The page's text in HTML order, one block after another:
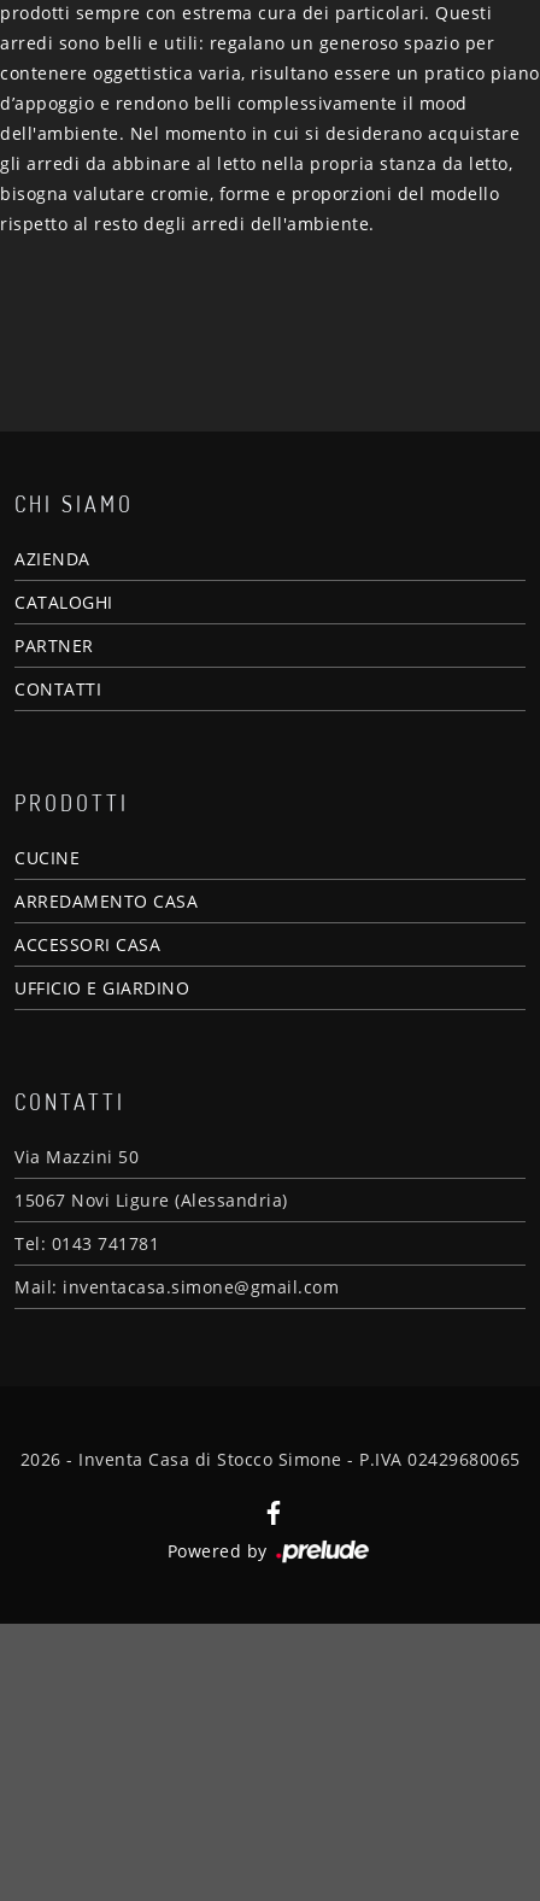
prodotti sempre con estrema cura dei particolari. Questi
arredi sono belli e utili: regalano un generoso spazio per
contenere oggettistica varia, risultano essere un pratico piano
d’appoggio e rendono belli complessivamente il mood
dell'ambiente. Nel momento in cui si desiderano acquistare
gli arredi da abbinare al letto nella propria stanza da letto,
bisogna valutare cromie, forme e proporzioni del modello
rispetto al resto degli arredi dell'ambiente.
CHI SIAMO
AZIENDA
CATALOGHI
PARTNER
CONTATTI
PRODOTTI
CUCINE
ARREDAMENTO CASA
ACCESSORI CASA
UFFICIO E GIARDINO
CONTATTI
Via Mazzini 50
15067 Novi Ligure (Alessandria)
Tel: 0143 741781
Mail: inventacasa.simone@gmail.com
2026 - Inventa Casa di Stocco Simone - P.IVA 02429680065
Powered by